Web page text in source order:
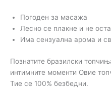
Погоден за масажа
Лесно се плакне и не
Има сензуална арома и
Познатите бразилски
интимните моменти Овие
Тие се 100% безбедни.